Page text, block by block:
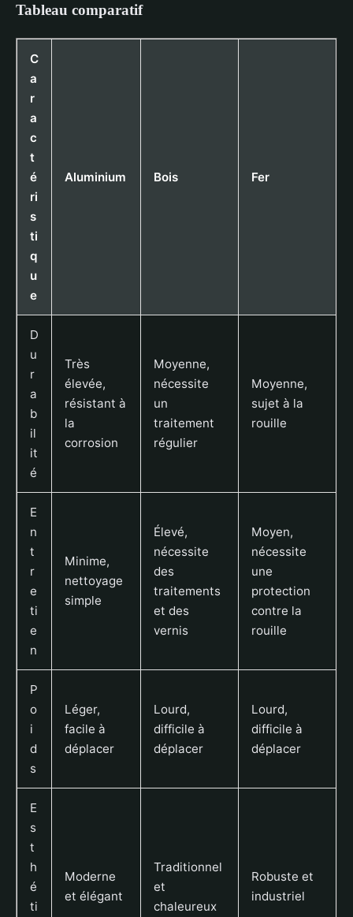
Tableau comparatif
C
a
r
a
c
t
é
ri
s
ti
q
u
e
Aluminium Bois Fer
D
u
r
a
b
il
it
é
Très
élevée,
résistant à
la
corrosion
Moyenne,
nécessite
un
traitement
régulier
Moyenne,
sujet à la
rouille
E
n
t
r
e
ti
e
n
Minime,
nettoyage
simple
Élevé,
nécessite
des
traitements
et des
vernis
Moyen,
nécessite
une
protection
contre la
rouille
P
o
i
d
s
Léger,
facile à
déplacer
Lourd,
difficile à
déplacer
Lourd,
difficile à
déplacer
E
s
t
h
é
ti
Moderne
et élégant
Traditionnel
et
chaleureux
Robuste et
industriel